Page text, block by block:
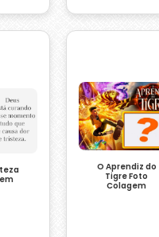
O Aprendiz do
Tigre Foto
Colagem